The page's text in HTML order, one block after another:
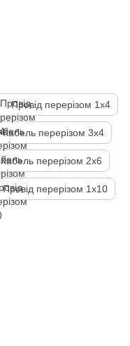
Провід перерізом 1х4
Кабель перерізом 3х4
Кабель перерізом 2х6
Провід перерізом 1х10